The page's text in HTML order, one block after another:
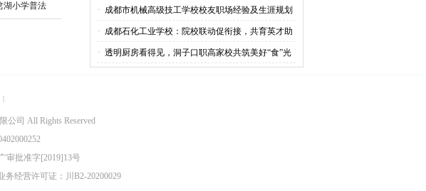
湖小学普法
萃育人力量笃行
· 成都市机械高级技工学校校友职场经验及生涯规划
论坛“智能制造专业群”专场圆满举办
· 成都石化工业学校：院校联动促衔接，共育英才助
升学
· 透明厨房看得见，洞子口职高家校共筑美好“食”光
|
公司 All Rights Reserved
审批准字[2019]13号
务经营许可证：川B2-20200029